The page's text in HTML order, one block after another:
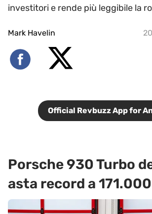
investitori e rende più leggibile la
Mark Havelin
Official Revbuzz App for
Porsche 930 Turbo
asta record a